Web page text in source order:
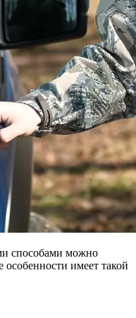
способами можно
имеет такой